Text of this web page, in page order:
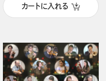
カートに入れる